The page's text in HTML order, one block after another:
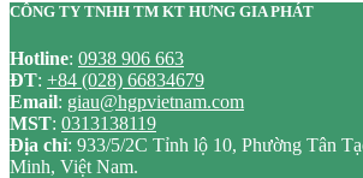
CÔNG TY TNHH TM KT HƯNG GIA PHÁT
Hotline: 0938 906 663
ĐT: +84 (028) 66834679
Email: giau@hgpvietnam.com
MST: 0313138119
Địa chỉ: 933/5/2C Tỉnh lộ 10, Phường Tân
Minh, Việt Nam.